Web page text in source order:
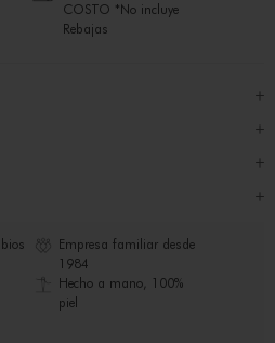
COSTO *No incluye
Rebajas
Empresa familiar desde
1984
Hecho a mano, 100%
piel